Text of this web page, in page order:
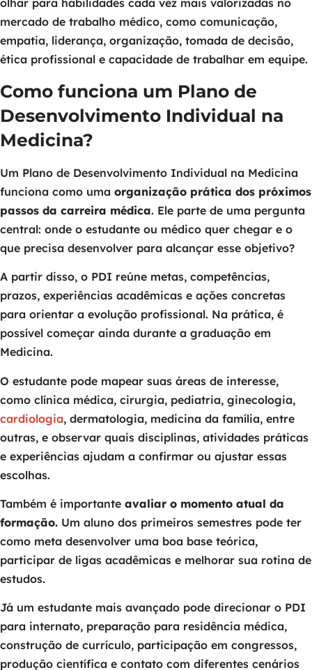
olhar para habilidades cada vez mais valorizadas no
mercado de trabalho médico, como comunicação,
empatia, liderança, organização, tomada de decisão,
ética profissional e capacidade de trabalhar em equipe.
Como funciona um Plano de
Desenvolvimento Individual na
Medicina?
Um Plano de Desenvolvimento Individual na Medicina
funciona como uma organização prática dos próximos
passos da carreira médica. Ele parte de uma pergunta
central: onde o estudante ou médico quer chegar e o
que precisa desenvolver para alcançar esse objetivo?
A partir disso, o PDI reúne metas, competências,
prazos, experiências acadêmicas e ações concretas
para orientar a evolução profissional. Na prática, é
possível começar ainda durante a graduação em
Medicina.
O estudante pode mapear suas áreas de interesse,
como clínica médica, cirurgia, pediatria, ginecologia,
cardiologia, dermatologia, medicina da família, entre
outras, e observar quais disciplinas, atividades práticas
e experiências ajudam a confirmar ou ajustar essas
escolhas.
Também é importante avaliar o momento atual da
formação. Um aluno dos primeiros semestres pode ter
como meta desenvolver uma boa base teórica,
participar de ligas acadêmicas e melhorar sua rotina de
estudos.
Já um estudante mais avançado pode direcionar o PDI
para internato, preparação para residência médica,
construção de currículo, participação em congressos,
produção científica e contato com diferentes cenários